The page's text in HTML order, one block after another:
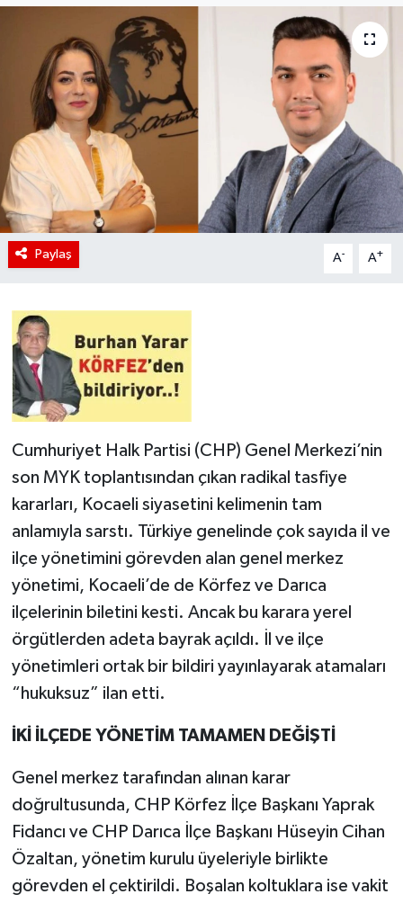
Paylaş A- A+
Cumhuriyet Halk Partisi (CHP) Genel Merkezi’nin
son MYK toplantısından çıkan radikal tasfiye
kararları, Kocaeli siyasetini kelimenin tam
anlamıyla sarstı. Türkiye genelinde çok sayıda il ve
ilçe yönetimini görevden alan genel merkez
yönetimi, Kocaeli’de de Körfez ve Darıca
ilçelerinin biletini kesti. Ancak bu karara yerel
örgütlerden adeta bayrak açıldı. İl ve ilçe
yönetimleri ortak bir bildiri yayınlayarak atamaları
“hukuksuz” ilan etti.
İKİ İLÇEDE YÖNETİM TAMAMEN DEĞİŞTİ
Genel merkez tarafından alınan karar
doğrultusunda, CHP Körfez İlçe Başkanı Yaprak
Fidancı ve CHP Darıca İlçe Başkanı Hüseyin Cihan
Özaltan, yönetim kurulu üyeleriyle birlikte
görevden el çektirildi. Boşalan koltuklara ise vakit